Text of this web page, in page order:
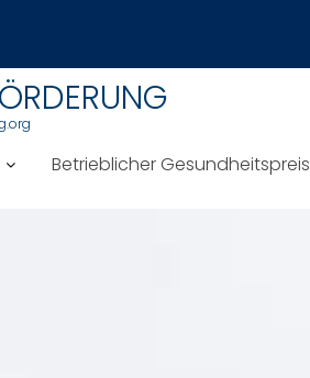
Betrieblicher Gesundheitspreis